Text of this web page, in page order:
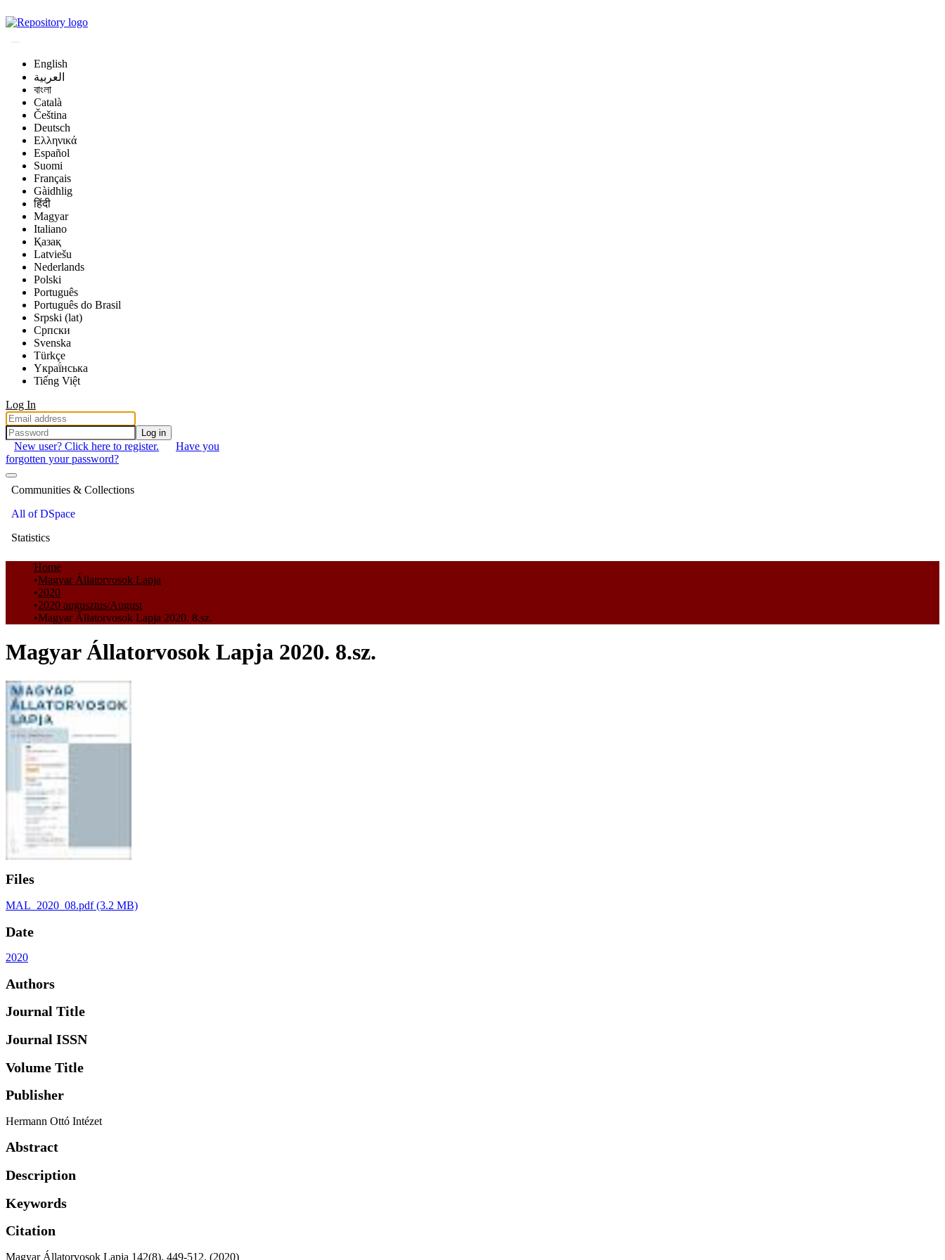
English
العربية
বাংলা
Català
Čeština
Deutsch
Ελληνικά
Español
Suomi
Français
Gàidhlig
हिंदी
Magyar
Italiano
Қазақ
Latviešu
Nederlands
Polski
Português
Português do Brasil
Srpski (lat)
Српски
Svenska
Türkçe
Yкраї́нська
Tiếng Việt
Log In
Log in
New user? Click here to register.
Have you
forgotten your password?
Communities & Collections
All of DSpace
Statistics
Home
Magyar Állatorvosok Lapja
2020
2020 augusztus/August
Magyar Állatorvosok Lapja 2020. 8.sz.
Magyar Állatorvosok Lapja 2020. 8.sz.
Files
MAL_2020_08.pdf(3.2 MB)
Date
2020
Authors
Journal Title
Journal ISSN
Volume Title
Publisher
Hermann Ottó Intézet
Abstract
Description
Keywords
Citation
Magyar Állatorvosok Lapja 142(8), 449-512. (2020)